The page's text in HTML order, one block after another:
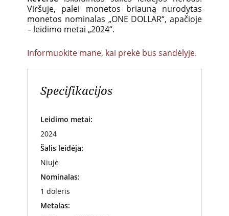
Viršuje, palei monetos briauną nurodytas
monetos nominalas „ONE DOLLAR“, apačioje
– leidimo metai „2024“.
Informuokite mane, kai prekė bus sandėlyje.
Specifikacijos
Leidimo metai:
2024
Šalis leidėja:
Niujė
Nominalas:
1 doleris
Metalas: